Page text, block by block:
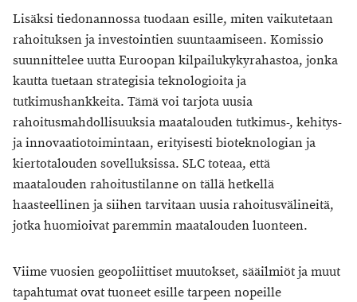
Lisäksi tiedonannossa tuodaan esille, miten vaikutetaan
rahoituksen ja investointien suuntaamiseen. Komissio
suunnittelee uutta Euroopan kilpailukykyrahastoa, jonka
kautta tuetaan strategisia teknologioita ja
tutkimushankkeita. Tämä voi tarjota uusia
rahoitusmahdollisuuksia maatalouden tutkimus-, kehitys-
ja innovaatiotoimintaan, erityisesti bioteknologian ja
kiertotalouden sovelluksissa. SLC toteaa, että
maatalouden rahoitustilanne on tällä hetkellä
haasteellinen ja siihen tarvitaan uusia rahoitusvälineitä,
jotka huomioivat paremmin maatalouden luonteen.
Viime vuosien geopoliittiset muutokset, sääilmiöt ja muut
tapahtumat ovat tuoneet esille tarpeen nopeille